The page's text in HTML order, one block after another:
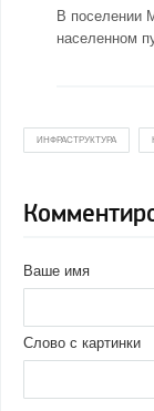
В поселении
населенном
ИНФРАСТРУКТУРА
Ваше имя
Слово с картинки